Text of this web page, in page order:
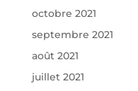
octobre 2021
septembre 2021
août 2021
juillet 2021